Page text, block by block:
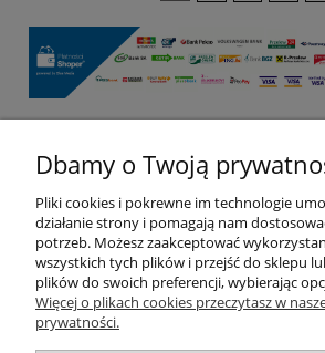
Pomoc
Moje konto
Płatności i dostawa
Dbamy o Twoją
Pliki cookies i pokrewne im technologie
działanie strony i pomagają nam
potrzeb. Możesz zaakceptować
wszystkich tych plików i przejść do sklepu
plików do swoich preferencji, wybierając
Więcej o plikach cookies przeczytasz w
prywatności.